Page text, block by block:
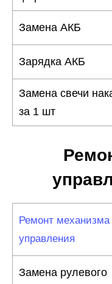
Замена АКБ
Зарядка АКБ
Замена свечи
за 1 шт
Ремонт механизма
управления
Замена рулевого